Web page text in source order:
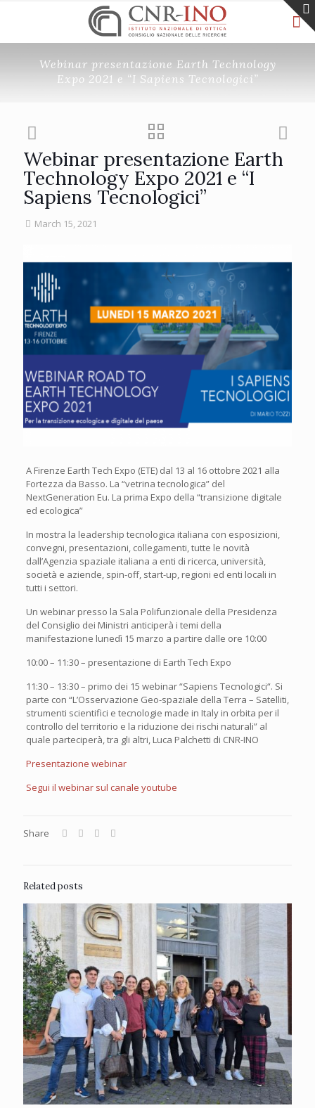
Webinar presentazione Earth Technology
Expo 2021 e “I Sapiens Tecnologici”
Webinar presentazione Earth
Technology Expo 2021 e “I
Sapiens Tecnologici”
March 15, 2021
A Firenze Earth Tech Expo (ETE) dal 13 al 16 ottobre 2021 alla
Fortezza da Basso. La “vetrina tecnologica” del
NextGeneration Eu. La prima Expo della “transizione digitale
ed ecologica”
In mostra la leadership tecnologica italiana con esposizioni,
convegni, presentazioni, collegamenti, tutte le novità
dall’Agenzia spaziale italiana a enti di ricerca, università,
società e aziende, spin-off, start-up, regioni ed enti locali in
tutti i settori.
Un webinar presso la Sala Polifunzionale della Presidenza
del Consiglio dei Ministri anticiperà i temi della
manifestazione lunedì 15 marzo a partire dalle ore 10:00
10:00 – 11:30 – presentazione di Earth Tech Expo
11:30 – 13:30 – primo dei 15 webinar “Sapiens Tecnologici“. Si
parte con “L’Osservazione Geo-spaziale della Terra – Satelliti,
strumenti scientifici e tecnologie made in Italy in orbita per il
controllo del territorio e la riduzione dei rischi naturali” al
quale parteciperà, tra gli altri, Luca Palchetti di CNR-INO
Presentazione webinar
Segui il webinar sul canale youtube
Share
Related posts